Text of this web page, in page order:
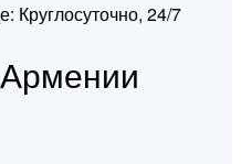
Круглосуточно, 24/7